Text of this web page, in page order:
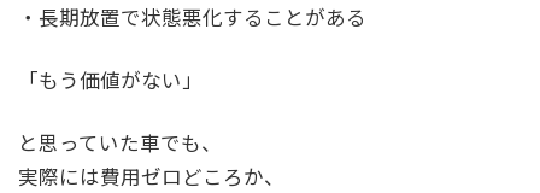
・長期放置で状態悪化することがある
「もう価値がない」
と思っていた車でも、
実際には費用ゼロどころか、